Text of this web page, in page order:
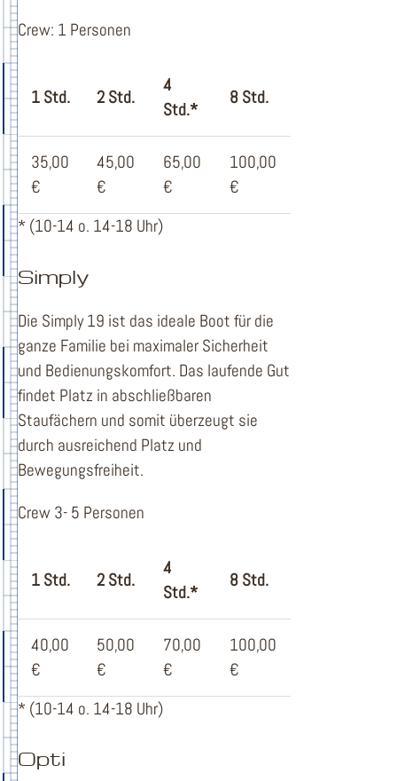
Crew: 1 Personen
1 Std. 2 Std.
4
Std.*
8 Std.
35,00
€
45,00
€
65,00
€
100,00
€
* (10-14 o. 14-18 Uhr)
Simply
Die Simply 19 ist das ideale Boot für die
ganze Familie bei maximaler Sicherheit
und Bedienungskomfort. Das laufende Gut
findet Platz in abschließbaren
Staufächern und somit überzeugt sie
durch ausreichend Platz und
Bewegungsfreiheit.
Crew 3- 5 Personen
1 Std. 2 Std.
4
Std.*
8 Std.
40,00
€
50,00
€
70,00
€
100,00
€
* (10-14 o. 14-18 Uhr)
Opti